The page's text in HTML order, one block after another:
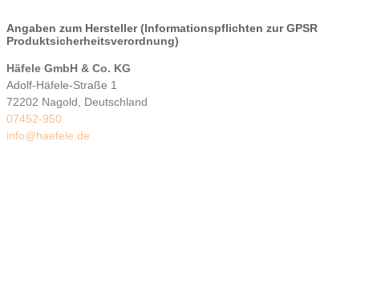
Angaben zum Hersteller (Informationspflichten zur GPSR
Produktsicherheitsverordnung)
Häfele GmbH & Co. KG
Adolf-Häfele-Straße 1
72202 Nagold, Deutschland
07452-950
info@haefele.de